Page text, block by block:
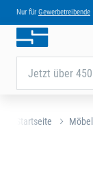
Nur für Gewerbetreibende
Jetzt über
Startseite